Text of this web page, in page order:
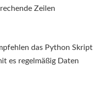
Zeilen
das Python Skript
es regelmäßig Daten